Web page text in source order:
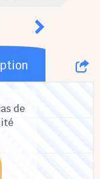
de